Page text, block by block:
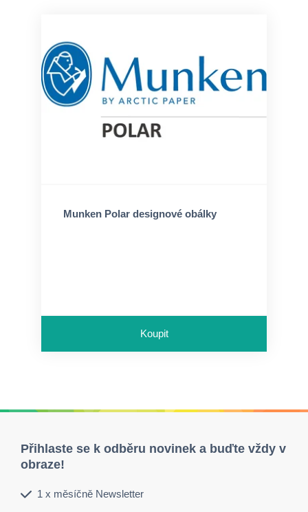
Munken Polar designové obálky
Koupit
Přihlaste se k odběru novinek a buďte vždy v
obraze!
1 x měsíčně Newsletter